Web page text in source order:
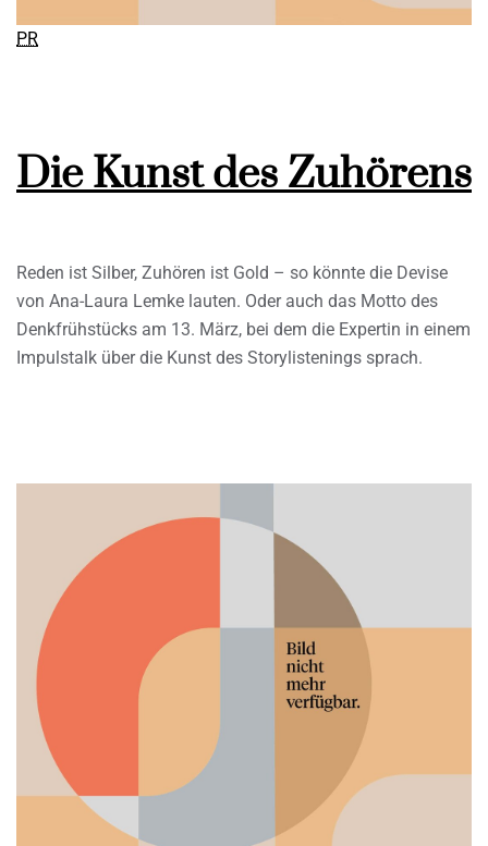
PR
Die Kunst des Zuhörens
Reden ist Silber, Zuhören ist Gold – so könnte die Devise
von Ana-Laura Lemke lauten. Oder auch das Motto des
Denkfrühstücks am 13. März, bei dem die Expertin in einem
Impulstalk über die Kunst des Storylistenings sprach.